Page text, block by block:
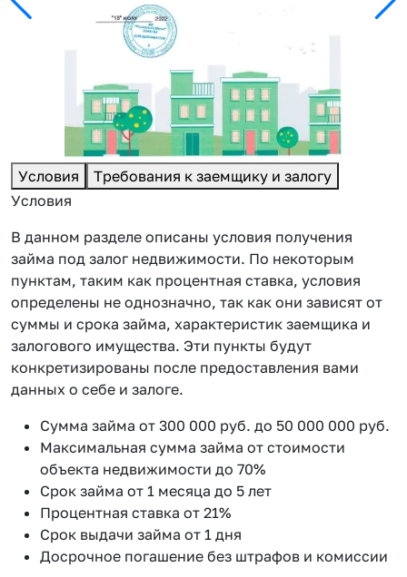
Условия
Требования к заемщику и залогу
Условия
В данном разделе описаны условия получения
займа под залог недвижимости. По некоторым
пунктам, таким как процентная ставка, условия
определены не однозначно, так как они зависят от
суммы и срока займа, характеристик заемщика и
залогового имущества. Эти пункты будут
конкретизированы после предоставления вами
данных о себе и залоге.
Сумма займа от 300 000 руб. до 50 000 000 руб.
Максимальная сумма займа от стоимости
объекта недвижимости до 70%
Срок займа от 1 месяца до 5 лет
Процентная ставка от 21%
Срок выдачи займа от 1 дня
Досрочное погашение без штрафов и комиссии